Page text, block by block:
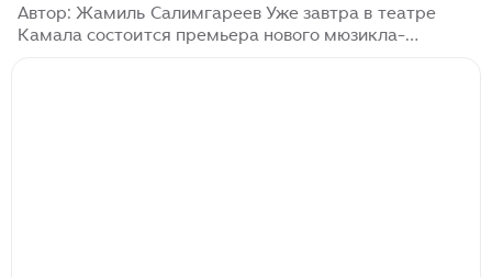
Автор: Жамиль Салимгареев Уже завтра в театре
Камала состоится премьера нового мюзикла-